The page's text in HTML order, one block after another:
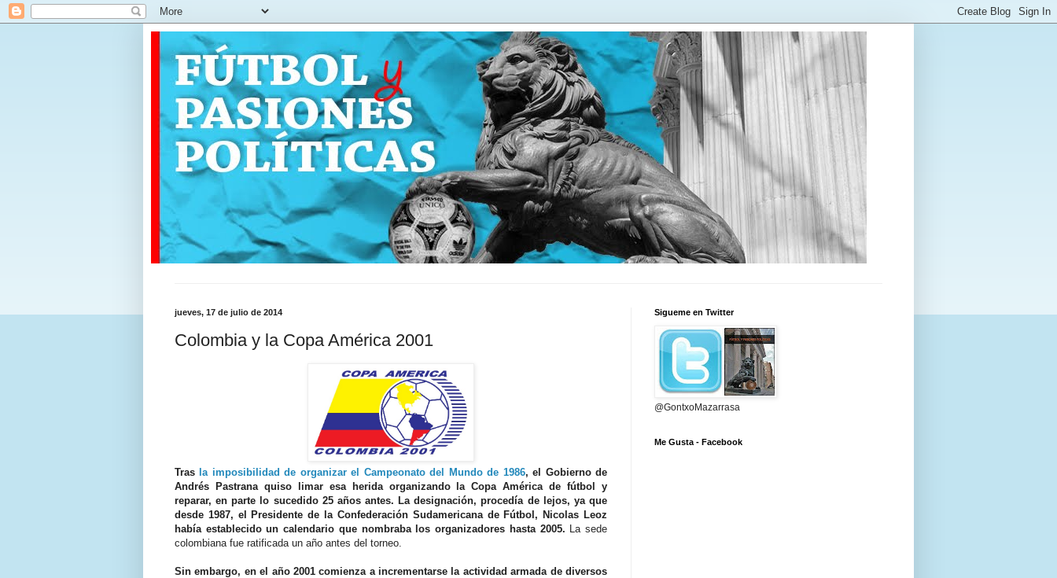
jueves, 17 de julio de 2014
Colombia y la Copa América 2001
Tras la imposibilidad de organizar el Campeonato del Mundo de 1986, el Gobierno de
Andrés Pastrana quiso limar esa herida organizando la Copa América de fútbol y
reparar, en parte lo sucedido 25 años antes. La designación, procedía de lejos, ya que
desde 1987, el Presidente de la Confederación Sudamericana de Fútbol, Nicolas Leoz
había establecido un calendario que nombraba los organizadores hasta 2005. La sede
colombiana fue ratificada un año antes del torneo.
Sin embargo, en el año 2001 comienza a incrementarse la actividad armada de diversos
Sigueme en Twitter
@GontxoMazarrasa
Me Gusta - Facebook